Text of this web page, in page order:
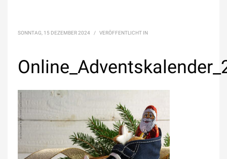
SONNTAG, 15 DEZEMBER 2024 / VERÖFFENTLICHT IN